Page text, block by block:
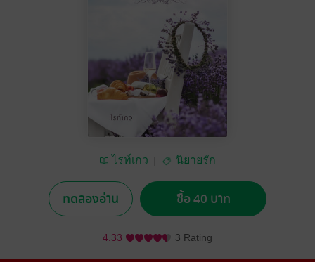
ไรท์เกว นิยายรัก
ทดลองอ่าน ซื้อ 40 บาท
4.33 3 Rating